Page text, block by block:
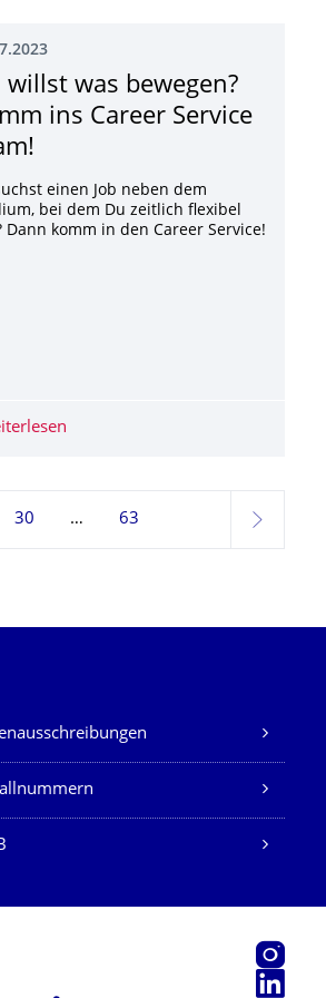
Forschung fördern
willst was bewegen?
ins Career Service
einen Job neben dem
bei dem Du zeitlich flexibel
Dann komm in den Career Service!
30 63
weiter
Instagram
LinkedIn